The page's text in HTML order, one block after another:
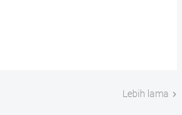
Lebih lama